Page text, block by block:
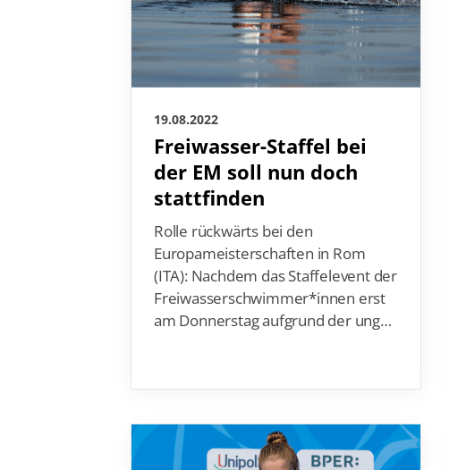
19.08.2022
Freiwasser-Staffel bei
der EM soll nun doch
stattfinden
Rolle rückwärts bei den
Europameisterschaften in Rom
(ITA): Nachdem das Staffelevent der
Freiwasserschwimmer*innen erst
am Donnerstag aufgrund der ung…